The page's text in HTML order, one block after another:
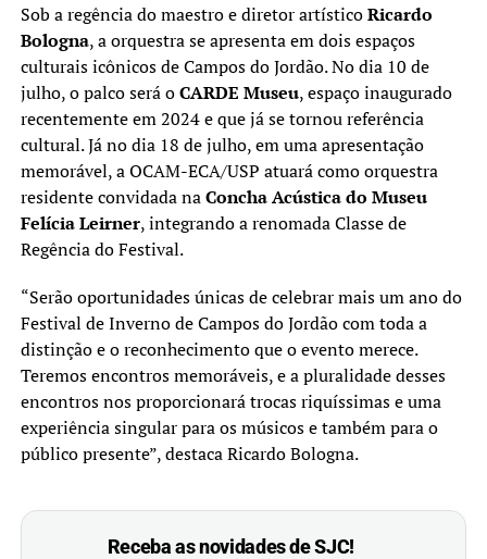
Sob a regência do maestro e diretor artísticoRicardo
Bologna, a orquestra se apresenta em dois espaços
culturais icônicos de Campos do Jordão. No dia 10 de
julho, o palco será oCARDE Museu, espaço inaugurado
recentemente em 2024 e que já se tornou referência
cultural. Já no dia 18 de julho, em uma apresentação
memorável, a OCAM-ECA/USP atuará como orquestra
residente convidada naConcha Acústica do Museu
Felícia Leirner, integrando a renomada Classe de
Regência do Festival.
“Serão oportunidades únicas de celebrar mais um ano do
Festival de Inverno de Campos do Jordão com toda a
distinção e o reconhecimento que o evento merece.
Teremos encontros memoráveis, e a pluralidade desses
encontros nos proporcionará trocas riquíssimas e uma
experiência singular para os músicos e também para o
público presente”, destaca Ricardo Bologna.
Receba as novidades de SJC!